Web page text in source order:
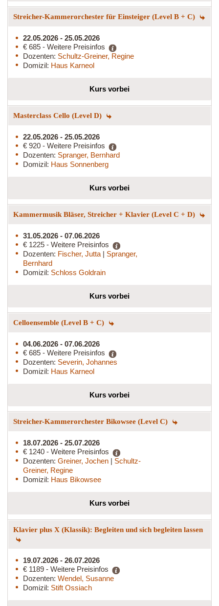
Streicher-Kammerorchester für Einsteiger (Level B + C)
22.05.2026 - 25.05.2026
€ 685 - Weitere Preisinfos
Dozenten: Schultz-Greiner, Regine
Domizil: Haus Karneol
Kurs vorbei
Masterclass Cello (Level D)
22.05.2026 - 25.05.2026
€ 920 - Weitere Preisinfos
Dozenten: Spranger, Bernhard
Domizil: Haus Sonnenberg
Kurs vorbei
Kammermusik Bläser, Streicher + Klavier (Level C + D)
31.05.2026 - 07.06.2026
€ 1225 - Weitere Preisinfos
Dozenten: Fischer, Jutta | Spranger,
Bernhard
Domizil: Schloss Goldrain
Kurs vorbei
Celloensemble (Level B + C)
04.06.2026 - 07.06.2026
€ 685 - Weitere Preisinfos
Dozenten: Severin, Johannes
Domizil: Haus Karneol
Kurs vorbei
Streicher-Kammerorchester Bikowsee (Level C)
18.07.2026 - 25.07.2026
€ 1240 - Weitere Preisinfos
Dozenten: Greiner, Jochen | Schultz-
Greiner, Regine
Domizil: Haus Bikowsee
Kurs vorbei
Klavier plus X (Klassik): Begleiten und sich begleiten lassen
19.07.2026 - 26.07.2026
€ 1189 - Weitere Preisinfos
Dozenten: Wendel, Susanne
Domizil: Stift Ossiach